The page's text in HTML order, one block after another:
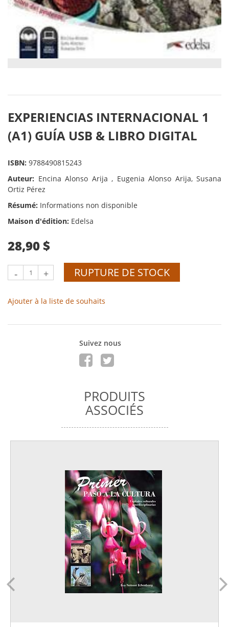
EXPERIENCIAS INTERNACIONAL 1
(A1) GUÍA USB & LIBRO DIGITAL
ISBN: 9788490815243
Auteur: Encina Alonso Arija , Eugenia Alonso Arija, Susana
Ortiz Pérez
Résumé: Informations non disponible
Maison d'édition: Edelsa
28,90 $
- + RUPTURE DE STOCK
Ajouter à la liste de souhaits
Suivez nous
PRODUITS
ASSOCIÉS